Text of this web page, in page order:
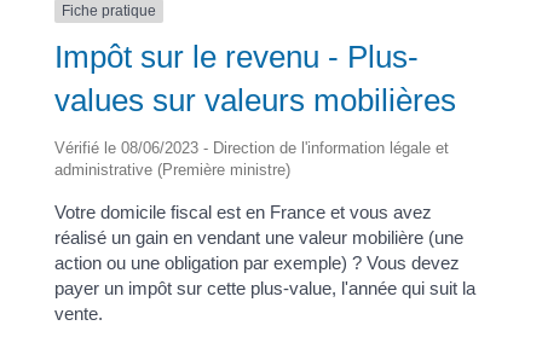
Fiche pratique
Impôt sur le revenu - Plus-
values sur valeurs mobilières
Vérifié le 08/06/2023 - Direction de l'information légale et
administrative (Première ministre)
Votre domicile fiscal est en France et vous avez
réalisé un gain en vendant une valeur mobilière (une
action ou une obligation par exemple) ? Vous devez
payer un impôt sur cette plus-value, l'année qui suit la
vente.